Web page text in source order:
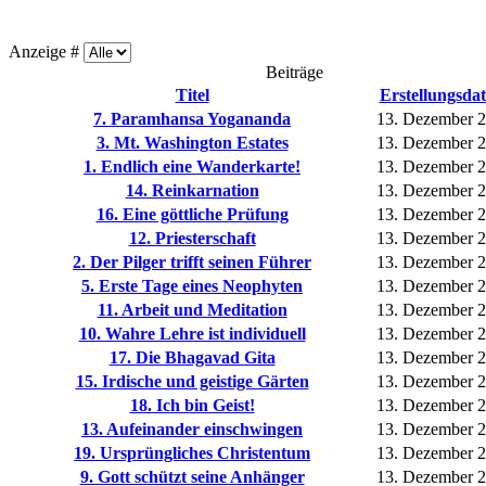
Anzeige #
Beiträge
Titel
7. Paramhansa Yogananda
13. Dezember
3. Mt. Washington Estates
13. Dezember
1. Endlich eine Wanderkarte!
13. Dezember
14. Reinkarnation
13. Dezember
16. Eine göttliche Prüfung
13. Dezember
12. Priesterschaft
13. Dezember
2. Der Pilger trifft seinen Führer
13. Dezember
5. Erste Tage eines Neophyten
13. Dezember
11. Arbeit und Meditation
13. Dezember
10. Wahre Lehre ist individuell
13. Dezember
17. Die Bhagavad Gita
13. Dezember
15. Irdische und geistige Gärten
13. Dezember
18. Ich bin Geist!
13. Dezember
13. Aufeinander einschwingen
13. Dezember
19. Ursprüngliches Christentum
13. Dezember
9. Gott schützt seine Anhänger
13. Dezember